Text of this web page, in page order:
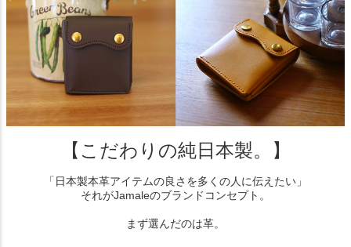
【こだわりの純日本製。】
「日本製本革アイテムの良さを多くの人に伝えたい」
それがJamaleのブランドコンセプト。
まず選んだのは革。